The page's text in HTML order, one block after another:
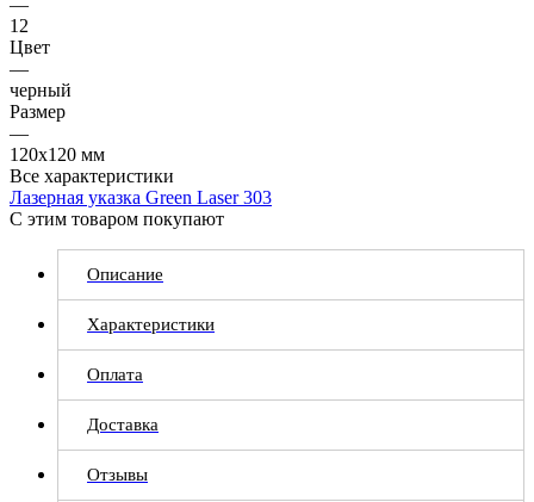
12
Цвет
—
черный
Размер
—
120х120 мм
Все характеристики
Лазерная указка Green Laser 303
С этим товаром покупают
Описание
Характеристики
Оплата
Доставка
Отзывы